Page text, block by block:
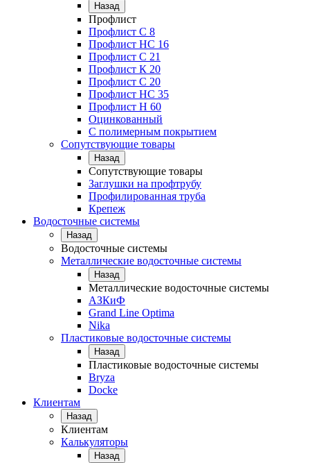
Назад
Профлист
Профлист С 8
Профлист НС 16
Профлист C 21
Профлист К 20
Профлист С 20
Профлист НС 35
Профлист Н 60
Оцинкованный
С полимерным покрытием
Сопутствующие товары
Назад
Сопутствующие товары
Заглушки на профтрубу
Профилированная труба
Крепеж
Водосточные системы
Назад
Водосточные системы
Металлические водосточные системы
Назад
Металлические водосточные системы
АЗКиФ
Grand Line Optima
Nika
Пластиковые водосточные системы
Назад
Пластиковые водосточные системы
Bryza
Docke
Клиентам
Назад
Клиентам
Калькуляторы
Назад